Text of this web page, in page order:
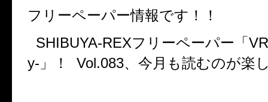
フリーペーパー情報です！！
SHIBUYA-REXフリーペーパー「
y-」！ Vol.083、今月も読むのが楽